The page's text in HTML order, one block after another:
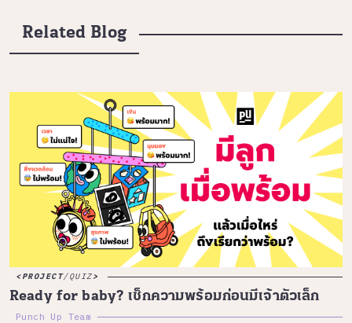
Related Blog
PROJECT/QUIZ
Ready for baby? เช็กความพร้อมก่อนมีเจ้าตัวเล็ก
Punch Up Team